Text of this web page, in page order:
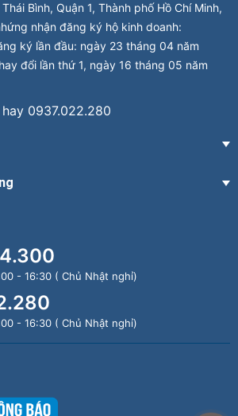
Bình, Quận 1, Thành phố Hồ Chí Minh,
nhận đăng ký hộ kinh doanh:
ký lần đầu: ngày 23 tháng 04 năm
đổi lần thứ 1, ngày 16 tháng 05 năm
0937.022.280
- 16:30 ( Chủ Nhật nghỉ)
- 16:30 ( Chủ Nhật nghỉ)